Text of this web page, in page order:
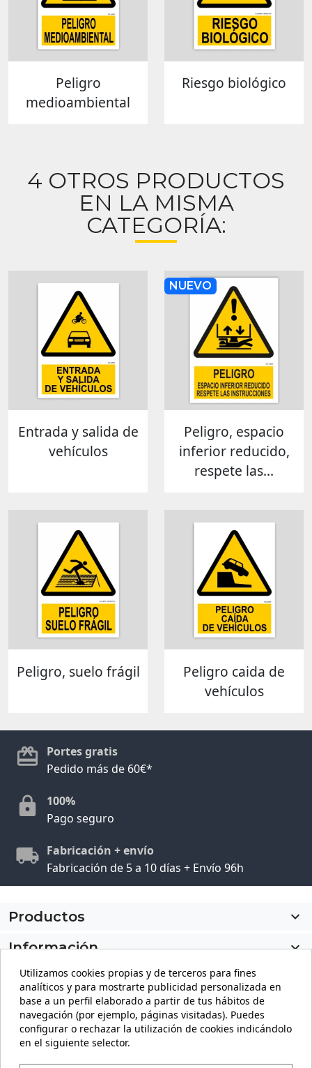
Peligro
medioambiental
Riesgo biológico
4 OTROS PRODUCTOS
EN LA MISMA
CATEGORÍA:
Entrada y salida de
vehículos
Peligro, espacio
inferior reducido,
respete las...
NUEVO
Peligro, suelo frágil
Peligro caida de
vehículos
Portes gratis
Pedido más de 60€*
100%
Pago seguro
Fabricación + envío
Fabricación de 5 a 10 días + Envío 96h
Productos

Información

Mi cuenta
Información de la tienda
Facebook
Utilizamos cookies propias y de terceros para fines
analíticos y para mostrarte publicidad personalizada en
base a un perfil elaborado a partir de tus hábitos de
navegación (por ejemplo, páginas visitadas). Puedes
configurar o rechazar la utilización de cookies indicándolo
en el siguiente selector.